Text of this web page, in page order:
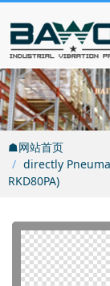
☗网站首页
directly
RKD80PA)